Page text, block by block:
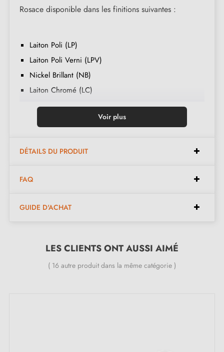
Rosace disponible dans les finitions suivantes :
Laiton Poli (LP)
Laiton Poli Verni (LPV)
Nickel Brillant (NB)
Laiton Chromé (LC)
Nickel Satiné (NS)
Vieux Laiton Mat (VLM)
Nickel Vieilli (NV)
Laiton Brossé (LB)
Voir plus
DÉTAILS DU PRODUIT
FAQ
GUIDE D'ACHAT
LES CLIENTS ONT AUSSI AIMÉ
( 16 autre produit dans la même catégorie )